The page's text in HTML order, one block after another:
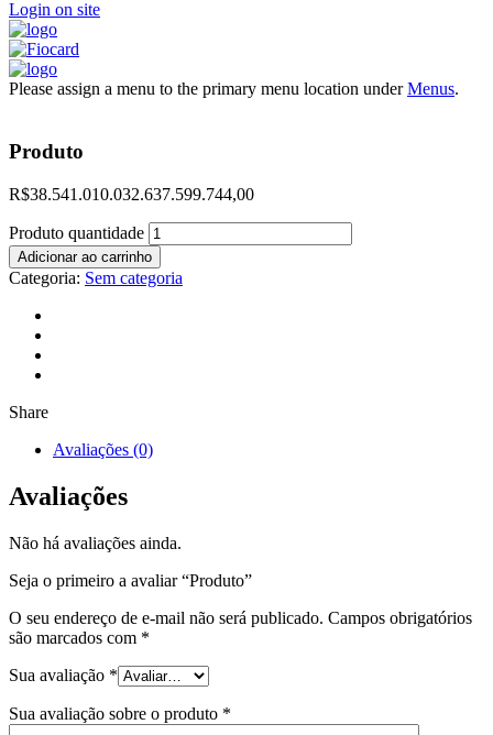
Login on site
Please assign a menu to the primary menu location underMenus.
Produto
R$38.541.010.032.637.599.744,00
Produto quantidade
Adicionar ao carrinho
Categoria: Sem categoria
Share
Avaliações (0)
Avaliações
Não há avaliações ainda.
Seja o primeiro a avaliar “Produto”
O seu endereço de e-mail não será publicado. Campos obrigatórios
são marcados com *
Sua avaliação *
Sua avaliação sobre o produto *